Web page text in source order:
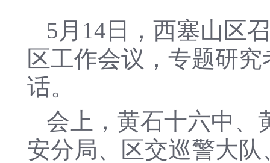
5月14日，西塞山区
区工作会议，专题研
话。
会上，黄石十六中、
安分局、区交巡警大